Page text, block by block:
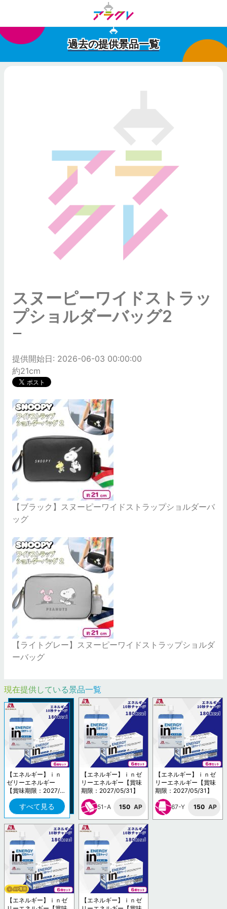
過去の提供景品一覧
スヌーピーワイドストラッ
プショルダーバッグ2
ー
提供開始日: 2026-06-03 00:00:00
約21cm
【ブラック】スヌーピーワイドストラップショルダーバ
ッグ
【ライトグレー】スヌーピーワイドストラップショルダ
ーバッグ
現在提供している景品一覧
【エネルギー】ｉｎ
ゼリーエネルギー
【賞味期限：2027/0
5/31】
すべて見る
【エネルギー】ｉｎゼ
リーエネルギー【賞味
期限：2027/05/31】
51-A 150 AP
【エネルギー】ｉｎゼ
リーエネルギー【賞味
期限：2027/05/31】
67-Y 150 AP
【エネルギー】ｉｎゼ
【エネルギー】ｉｎゼ